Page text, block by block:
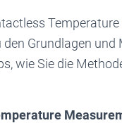
Grundlagen
wie Sie die